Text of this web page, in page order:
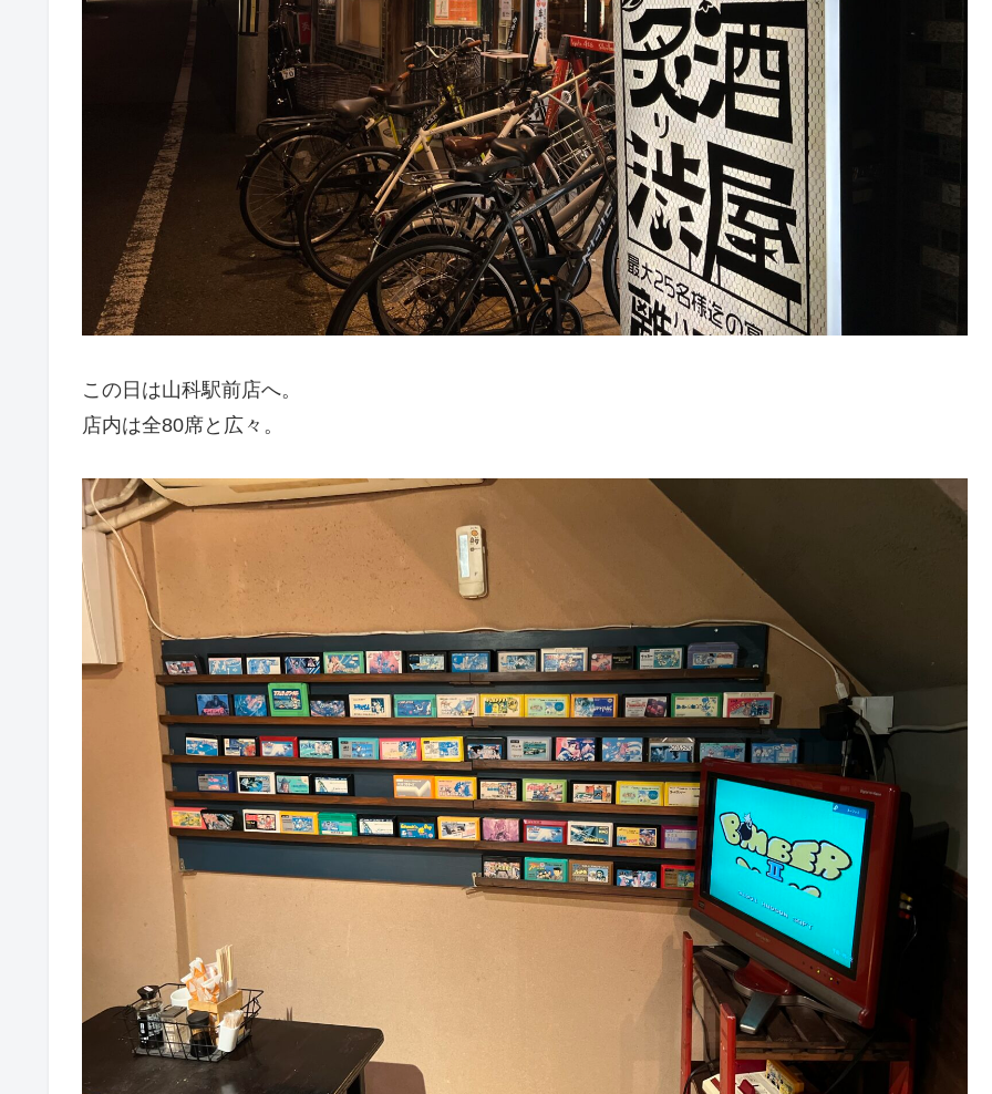
この日は山科駅前店へ。
店内は全80席と広々。